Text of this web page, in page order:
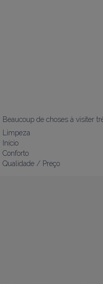
Beaucoup de choses à visiter
Limpeza
Início
Conforto
Qualidade / Preço